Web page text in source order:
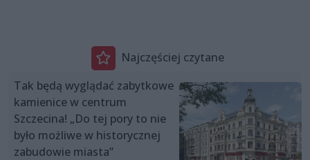
Najczęściej czytane
Tak będą wyglądać zabytkowe
kamienice w centrum
Szczecina! „Do tej pory to nie
było możliwe w historycznej
zabudowie miasta”